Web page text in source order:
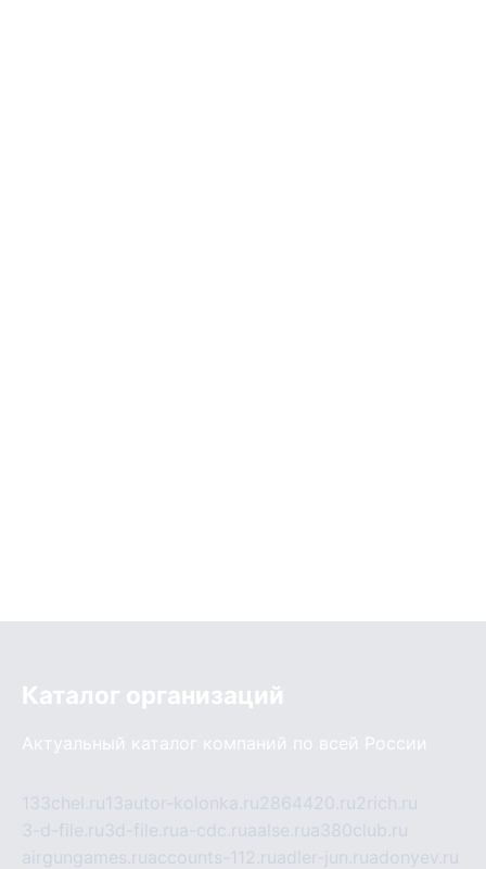
Каталог организаций
Актуальный каталог компаний по всей России
133chel.ru13autor-kolonka.ru2864420.ru2rich.ru
3-d-file.ru3d-file.rua-cdc.ruaalse.rua380club.ru
airgungames.ruaccounts-112.ruadler-jun.ruadonyev.ru